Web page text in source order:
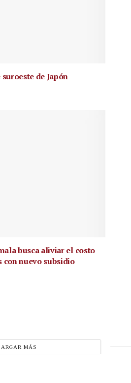
suroeste de Japón
busca aliviar el costo
con nuevo subsidio
MÁS